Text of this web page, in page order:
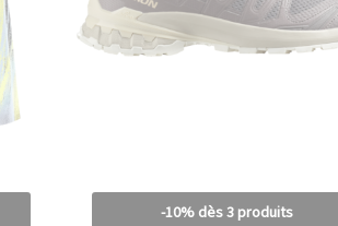
-10% dès 3 produits